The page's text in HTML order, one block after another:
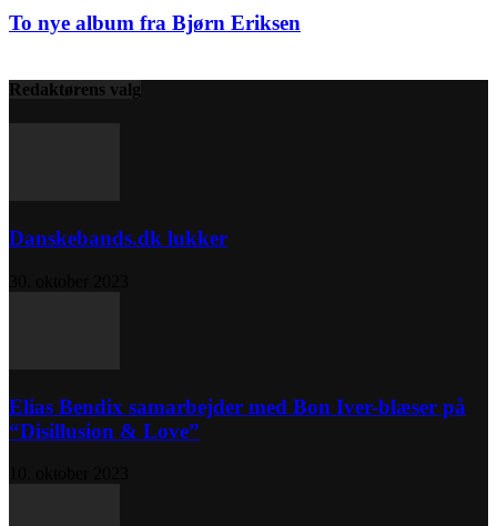
To nye album fra Bjørn Eriksen
Redaktørens valg
Danskebands.dk lukker
Elias Bendix samarbejder med Bon Iver-blæser på
“Disillusion & Love”